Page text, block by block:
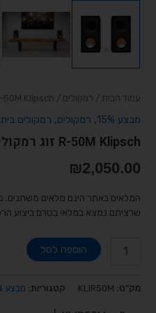
עמוד הבית / רמקולים / R-50M Klipsch זוג רמקולים מדפים
מבצע 15% , רמקולים, רמקולים
R-50M Klipsch זוג רמקולים מדפים
₪2,050.00
המלאים באתר הינם מלאים משתנים.
שרציתם נמצא במלאי בטרם ביצוע
הוספה לסל
מק"ט: KLIR50M קטגוריות: מבצע 15%